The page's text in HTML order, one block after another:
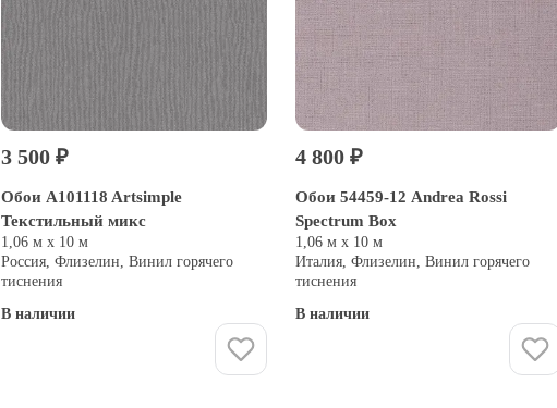
3 500 ₽
Обои A101118 Artsimple
Текстильный микс
1,06 м х 10 м
Россия, Флизелин, Винил горячего
тиснения
В наличии
4 800 ₽
Обои 54459-12 Andrea Rossi
Spectrum Box
1,06 м х 10 м
Италия, Флизелин, Винил горячего
тиснения
В наличии